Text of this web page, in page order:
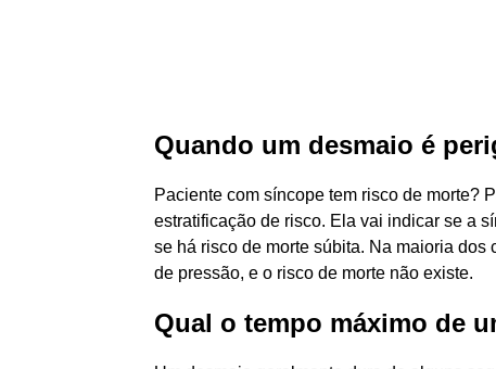
Quando um desmaio é
Paciente com síncope tem risco de morte?
estratificação de risco. Ela vai indicar se a
se há risco de morte súbita. Na maioria
de pressão, e o risco de morte não existe.
Qual o tempo máximo de